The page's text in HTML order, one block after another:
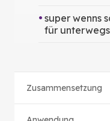
super wenns
für unterwegs
Zusammensetzung